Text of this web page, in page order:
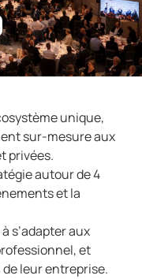
unique,
sur-mesure aux
privées.
autour de 4
et la
s’adapter aux
et
leur entreprise.